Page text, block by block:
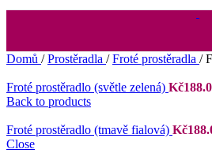
2 dílné povlečení
Domů / Prostěradla / Froté prostěradla /
Froté prostěradlo (světle zelená) Kč
Back to products
Froté prostěradlo (tmavě fialová) Kč
Close